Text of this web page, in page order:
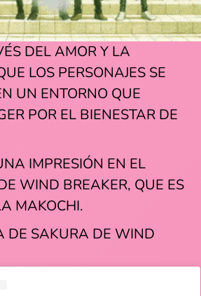
DEL AMOR Y LA
LOS PERSONAJES SE
UN ENTORNO QUE
POR EL BIENESTAR DE
IMPRESIÓN EN EL
WIND BREAKER, QUE ES
MAKOCHI.
DE SAKURA DE WIND